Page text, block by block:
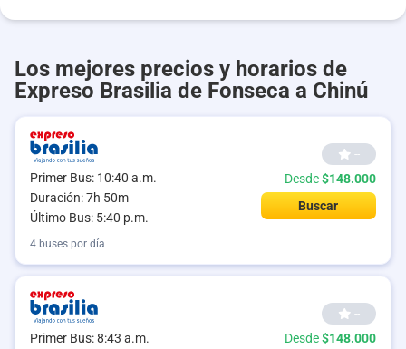
Los mejores precios y horarios de
Expreso Brasilia de Fonseca a Chinú
Primer Bus: 10:40 a.m.
Duración: 7h 50m
Último Bus: 5:40 p.m.
--
Desde$148.000
Buscar
4 buses por día
Primer Bus: 8:43 a.m.
--
Desde$148.000